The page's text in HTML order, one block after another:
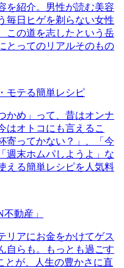
を紹介。男性が読む美容
毎日ヒゲを剃らない女性
この道を志したという岳
とってのリアルそのもの
モテる簡単レシピ
かめ」って、昔はオンナ
はオトコにも言えるこ
寄ってかない？」、「今
週末ホムパしようよ」な
える簡単レシピを人気料
動産」
リアにお金をかけてゲス
自らも。もっとも過ごす
とが、人生の豊かさに直